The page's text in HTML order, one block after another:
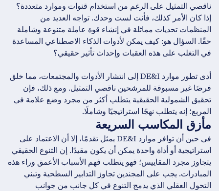
ناقصي التمثيل على الرغم من استخدام قنوات وموارد متعددة؟
إذا كان الأمر كذلك، فأنت لست وحدك. تواجه العديد من
المنظمات تحديات مماثلة في إنشاء قوة عاملة متنوعة وشاملة
حقًا. السؤال هو: كيف يمكن لأدوات الذكاء الاصطناعي المساعدة
في التغلب على هذه العقبات وإحداث تأثير حقيقي؟
أدى تطور موارد DE&I إلى انتشار الأدوات والمجتمعات، مما خلق
فرصًا غير مسبوقة للمرشحين ناقصي التمثيل. ومع ذلك، فإن
تحقيق الشمولية الحقيقية يتطلب أكثر من مجرد وضع علامة في
المربع؛ إنه يتطلب نهجًا استراتيجيًا وشاملًا.
مأزق المكاسب السريعة
في حين أن توافر موارد DE&I يمثل تقدمًا، إلا أن الاعتماد على
استراتيجية أو أداة واحدة يمكن أن يكون مقيدًا. إن التنوع الحقيقي
يتجاوز مجرد المقاييس؛ فهو يتطلب فهم الأسباب الأعمق وراء هذه
المبادرات. يجب على المجندين تجاوز التدابير السطحية وتبني
التحول العقلي الذي يدمج التنوع في كل جانب من جوانب